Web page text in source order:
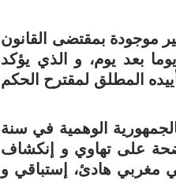
موجودة بمقتضى القانون
بعد يوم، و الذي يؤكد
المطلق لمقترح الحكم
الوهمية في سنة
واضحة على تهاوي و إنكشاف
مغربي هادئ، إستباقي و